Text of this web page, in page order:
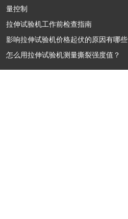
量控制
拉伸试验机工作前检查指南
影响拉伸试验机价格起伏的原因有哪些
怎么用拉伸试验机测量撕裂强度值？